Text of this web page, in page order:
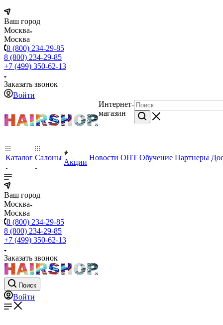
Ваш город
Москва
Москва
8 (800) 234-29-85
8 (800) 234-29-85
+7 (499) 350-62-13
Заказать звонок
Войти
Интернет-
магазин
Каталог Салоны
Акции
Новости ОПТ Обучение Партнеры
Ваш город
Москва
Москва
8 (800) 234-29-85
8 (800) 234-29-85
+7 (499) 350-62-13
Заказать звонок
Поиск
Войти